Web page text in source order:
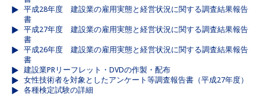
平成28年度 建設業の雇用実態と経営状況に関する調査結果報告
書
平成27年度 建設業の雇用実態と経営状況に関する調査結果報告
書
平成26年度 建設業の雇用実態と経営状況に関する調査結果報告
書
建設業PRリーフレット・DVDの作製・配布
女性技術者を対象としたアンケート等調査報告書（平成27年度）
各種検定試験の詳細